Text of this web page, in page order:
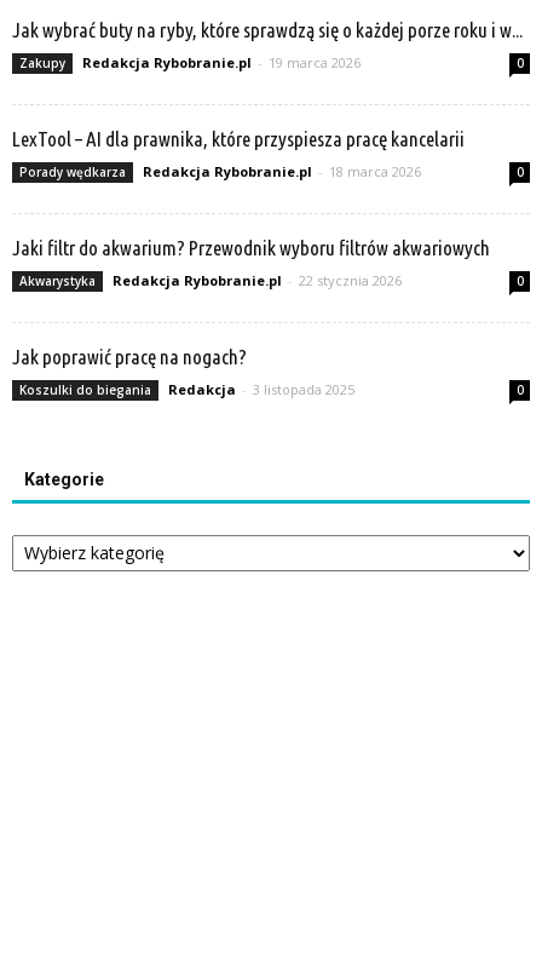
Jak wybrać buty na ryby, które sprawdzą się o każdej porze roku i w...
Zakupy Redakcja Rybobranie.pl - 19 marca 2026 0
LexTool – AI dla prawnika, które przyspiesza pracę kancelarii
Porady wędkarza Redakcja Rybobranie.pl - 18 marca 2026 0
Jaki filtr do akwarium? Przewodnik wyboru filtrów akwariowych
Akwarystyka Redakcja Rybobranie.pl - 22 stycznia 2026 0
Jak poprawić pracę na nogach?
Koszulki do biegania Redakcja - 3 listopada 2025 0
Kategorie
Kategorie